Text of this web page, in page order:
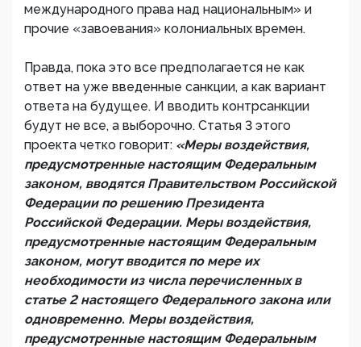
международного права над национальным» и
прочие «завоевания» колониальных времен.
Правда, пока это все предполагается не как
ответ на уже введенные санкции, а как вариант
ответа на будущее. И вводить контрсанкции
будут не все, а выборочно. Статья 3 этого
проекта четко говорит: «Меры воздействия,
предусмотренные настоящим Федеральным
законом, вводятся Правительством Российской
Федерации по решению Президента
Российской Федерации. Меры воздействия,
предусмотренные настоящим Федеральным
законом, могут вводится по мере их
необходимости из числа перечисленных в
статье 2 настоящего Федерального закона или
одновременно. Меры воздействия,
предусмотренные настоящим Федеральным